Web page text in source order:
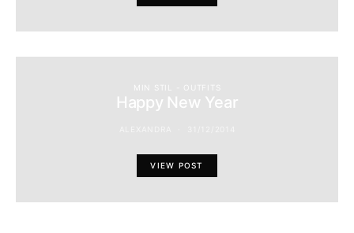
MIN STIL - OUTFITS
Happy New Year
VIEW POST